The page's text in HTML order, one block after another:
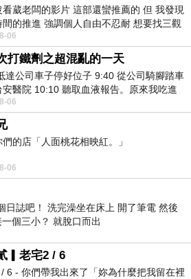
看葳老闆的影片 這部還蠻推薦的 但 我發現
間的推進 強調個人自由不忍耐 想要找三觀
要說對象 連朋友都超
06
打鐵劑之超混亂的一天
達公司車子停好位子 9:40 從公司騎腳踏車
安醫院 10:10 聽取血液報告。原來我吃進
彌可保並非沒有吸收而是超
06
的店「人面桃花相映紅。」
06
日誌吧！ 洗完澡坐在床上 開了筆電 然後
個三小？ 就脫口而出
▎老宅2 / 6
6 - 你們帶我出來了「妳為什麼把我留在裡